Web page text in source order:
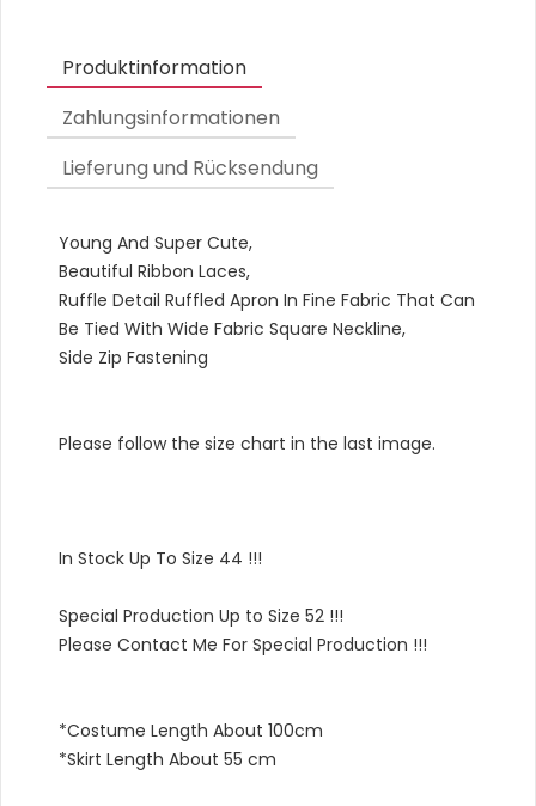
Produktinformation
Zahlungsinformationen
Lieferung und Rücksendung
Young And Super Cute,
Beautiful Ribbon Laces,
Ruffle Detail Ruffled Apron In Fine Fabric That Can
Be Tied With Wide Fabric Square Neckline,
Side Zip Fastening
Please follow the size chart in the last image.
In Stock Up To Size 44 !!!
Special Production Up to Size 52 !!!
Please Contact Me For Special Production !!!
*Costume Length About 100cm
*Skirt Length About 55 cm